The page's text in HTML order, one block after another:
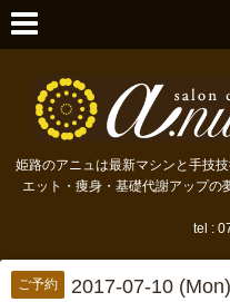
姫路のアニュは最新マシンと手技
エット・痩身・基礎代謝アップの
tel :
ご予約 2017-07-10